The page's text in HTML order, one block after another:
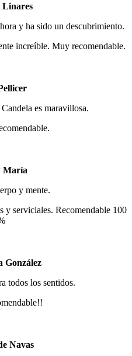
Linares
y ha sido un descubrimiento.
increíble. Muy recomendable.
es maravillosa.
María
y mente.
y serviciales. Recomendable 100
González
todos los sentidos.
Navas